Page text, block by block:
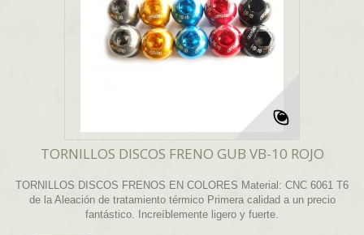
TORNILLOS DISCOS FRENO GUB VB-10 ROJO
TORNILLOS DISCOS FRENOS EN COLORES Material: CNC 6061 T6
de la Aleación de tratamiento térmico Primera calidad a un precio
fantástico. Increíblemente ligero y fuerte.